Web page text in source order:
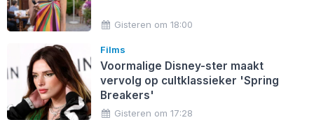
Gisteren om 18:00
Films
Voormalige Disney-ster maakt
vervolg op cultklassieker 'Spring
Breakers'
Gisteren om 17:28